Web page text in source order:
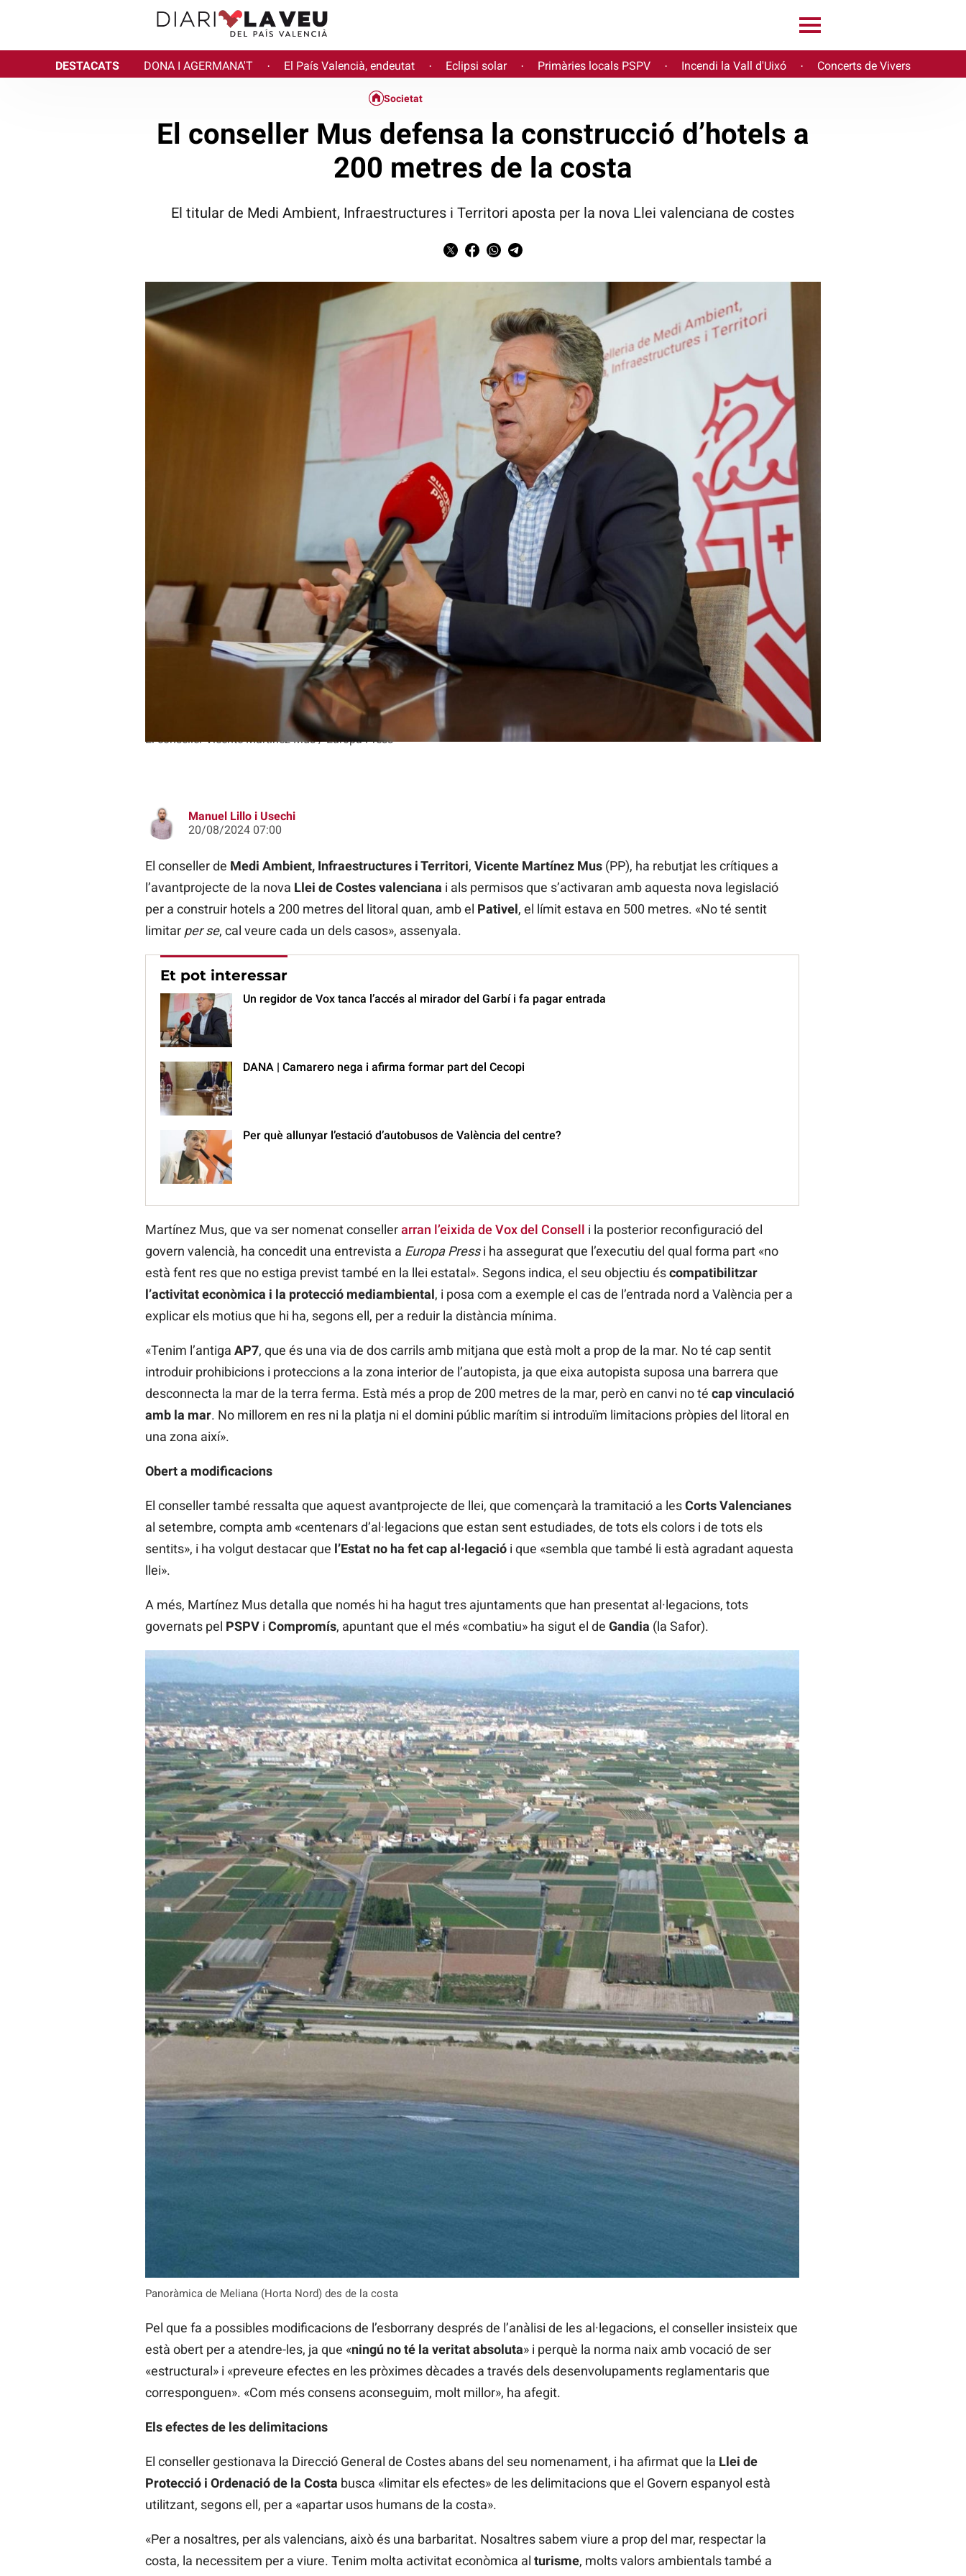
DESTACATS DONA I AGERMANA'T · El País Valencià, endeutat · Eclipsi solar · Primàries locals PSPV · Incendi la Vall d'Uixó · Concerts de Vivers
El conseller Vicente Martínez Mus / Europa Press
Societat
El conseller Mus defensa la construcció d’hotels a
200 metres de la costa
El titular de Medi Ambient, Infraestructures i Territori aposta per la nova Llei valenciana de costes
Manuel Lillo i Usechi
20/08/2024 07:00
El conseller de Medi Ambient, Infraestructures i Territori, Vicente Martínez Mus(PP), ha rebutjat les crítiques a
l’avantprojecte de la nova Llei de Costes valenciana i als permisos que s’activaran amb aquesta nova legislació
per a construir hotels a 200 metres del litoral quan, amb el Pativel, el límit estava en 500 metres. «No té sentit
limitar per se, cal veure cada un dels casos», assenyala.
Et pot interessar
Un regidor de Vox tanca l’accés al mirador del Garbí i fa pagar entrada
DANA | Camarero nega i afirma formar part del Cecopi
Per què allunyar l’estació d’autobusos de València del centre?
Martínez Mus, que va ser nomenat consellerarran l’eixida de Vox del Consell i la posterior reconfiguració del
govern valencià, ha concedit una entrevista a Europa Pressi ha assegurat que l’executiu del qual forma part «no
està fent res que no estiga previst també en la llei estatal». Segons indica, el seu objectiu éscompatibilitzar
l’activitat econòmica i la protecció mediambiental, i posa com a exemple el cas de l’entrada nord a València per a
explicar els motius que hi ha, segons ell, per a reduir la distància mínima.
«Tenim l’antiga AP7, que és una via de dos carrils amb mitjana que està molt a prop de la mar. No té cap sentit
introduir prohibicions i proteccions a la zona interior de l’autopista, ja que eixa autopista suposa una barrera que
desconnecta la mar de la terra ferma. Està més a prop de 200 metres de la mar, però en canvi no té cap vinculació
amb la mar. No millorem en res ni la platja ni el domini públic marítim si introduïm limitacions pròpies del litoral en
una zona així».
Obert a modificacions
El conseller també ressalta que aquest avantprojecte de llei, que començarà la tramitació a lesCorts Valencianes
al setembre, compta amb «centenars d’al·legacions que estan sent estudiades, de tots els colors i de tots els
sentits», i ha volgut destacar que l’Estat no ha fet cap al·legaciói que «sembla que també li està agradant aquesta
llei».
A més, Martínez Mus detalla que només hi ha hagut tres ajuntaments que han presentat al·legacions, tots
governats pel PSPVi Compromís, apuntant que el més «combatiu» ha sigut el de Gandia (la Safor).
Panoràmica de Meliana (Horta Nord) des de la costa
Pel que fa a possibles modificacions de l’esborrany després de l’anàlisi de les al·legacions, el conseller insisteix que
està obert per a atendre-les, ja que «ningú no té la veritat absoluta» i perquè la norma naix amb vocació de ser
«estructural» i «preveure efectes en les pròximes dècades a través dels desenvolupaments reglamentaris que
corresponguen». «Com més consens aconseguim, molt millor», ha afegit.
Els efectes de les delimitacions
El conseller gestionava la Direcció General de Costes abans del seu nomenament, i ha afirmat que la Llei de
Protecció i Ordenació de la Costa busca «limitar els efectes» de les delimitacions que el Govern espanyol està
utilitzant, segons ell, per a «apartar usos humans de la costa».
«Per a nosaltres, per als valencians, això és una barbaritat. Nosaltres sabem viure a prop del mar, respectar la
costa, la necessitem per a viure. Tenim molta activitat econòmica al turisme, molts valors ambientals també a